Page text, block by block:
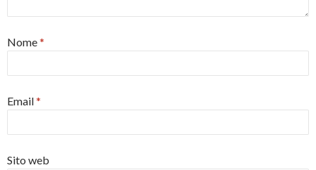
Nome*
Email*
Sito web